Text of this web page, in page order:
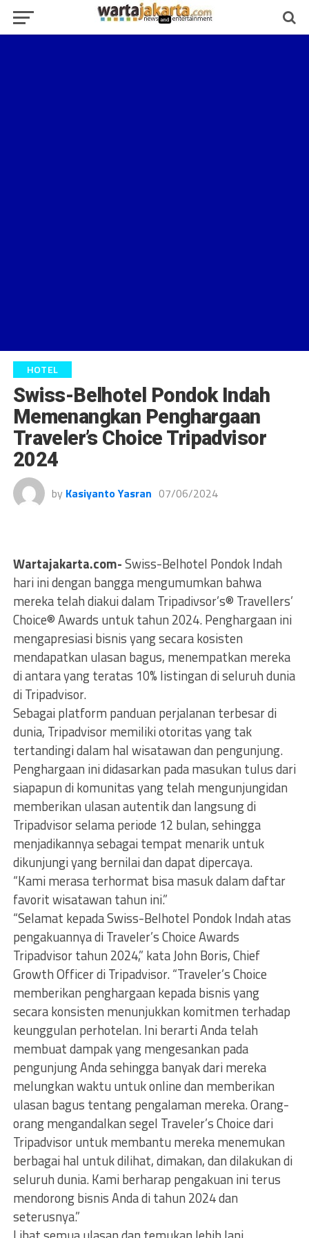
HOTEL
Swiss-Belhotel Pondok Indah
Memenangkan Penghargaan
Traveler’s Choice Tripadvisor
2024
by Kasiyanto Yasran 07/06/2024
Wartajakarta.com-Swiss-Belhotel Pondok Indah
hari ini dengan bangga mengumumkan bahwa
mereka telah diakui dalam Tripadivsor’s® Travellers’
Choice® Awards untuk tahun 2024. Penghargaan ini
mengapresiasi bisnis yang secara kosisten
mendapatkan ulasan bagus, menempatkan mereka
di antara yang teratas 10% listingan di seluruh dunia
di Tripadvisor.
Sebagai platform panduan perjalanan terbesar di
dunia, Tripadvisor memiliki otoritas yang tak
tertandingi dalam hal wisatawan dan pengunjung.
Penghargaan ini didasarkan pada masukan tulus dari
siapapun di komunitas yang telah mengunjungidan
memberikan ulasan autentik dan langsung di
Tripadvisor selama periode 12 bulan, sehingga
menjadikannya sebagai tempat menarik untuk
dikunjungi yang bernilai dan dapat dipercaya.
“Kami merasa terhormat bisa masuk dalam daftar
favorit wisatawan tahun ini.”
“Selamat kepada Swiss-Belhotel Pondok Indah atas
pengakuannya di Traveler’s Choice Awards
Tripadvisor tahun 2024,” kata John Boris, Chief
Growth Officer di Tripadvisor. “Traveler’s Choice
memberikan penghargaan kepada bisnis yang
secara konsisten menunjukkan komitmen terhadap
keunggulan perhotelan. Ini berarti Anda telah
membuat dampak yang mengesankan pada
pengunjung Anda sehingga banyak dari mereka
melungkan waktu untuk online dan memberikan
ulasan bagus tentang pengalaman mereka. Orang-
orang mengandalkan segel Traveler’s Choice dari
Tripadvisor untuk membantu mereka menemukan
berbagai hal untuk dilihat, dimakan, dan dilakukan di
seluruh dunia. Kami berharap pengakuan ini terus
mendorong bisnis Anda di tahun 2024 dan
seterusnya.”